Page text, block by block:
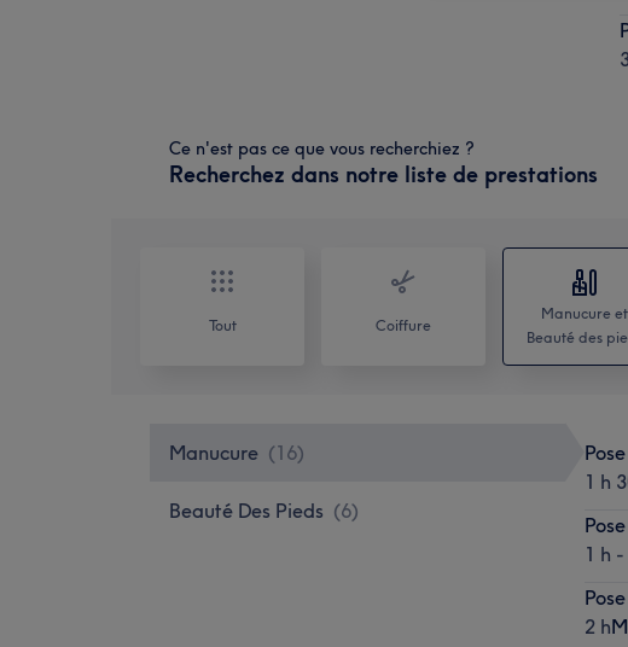
Ce n'est pas ce que vous recherchiez ?
Recherchez dans notre liste de prestations
Tout Coiffure
Manucure et
Beauté des
Manucure (16)
Beauté Des Pieds (6)
1 h
1 h
2 h